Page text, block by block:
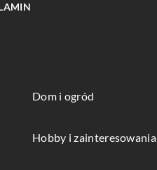
Dom i ogród
Hobby i zainteresowania